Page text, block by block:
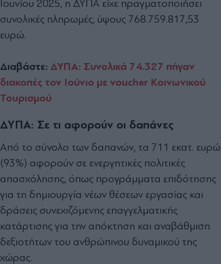
Ιουνίου 2025, η ΔΥΠΑ είχε πραγματοποιήσει
συνολικές πληρωμές, ύψους 768.759.817,53
ευρώ.
Διαβάστε: ΔΥΠΑ: Συνολικά 74.327 πήγαν
διακοπές τον Ιούνιο με voucher Κοινωνικού
Τουρισμού
ΔΥΠΑ: Σε τι αφορούν οι δαπάνες
Από το σύνολο των δαπανών, τα 711 εκατ. ευρώ
(93%) αφορούν σε ενεργητικές πολιτικές
απασχόλησης, όπως προγράμματα επιδότησης
για τη δημιουργία νέων θέσεων εργασίας και
δράσεις συνεχιζόμενης επαγγελματικής
κατάρτισης για την απόκτηση και αναβάθμιση
δεξιοτήτων του ανθρώπινου δυναμικού της
χώρας.